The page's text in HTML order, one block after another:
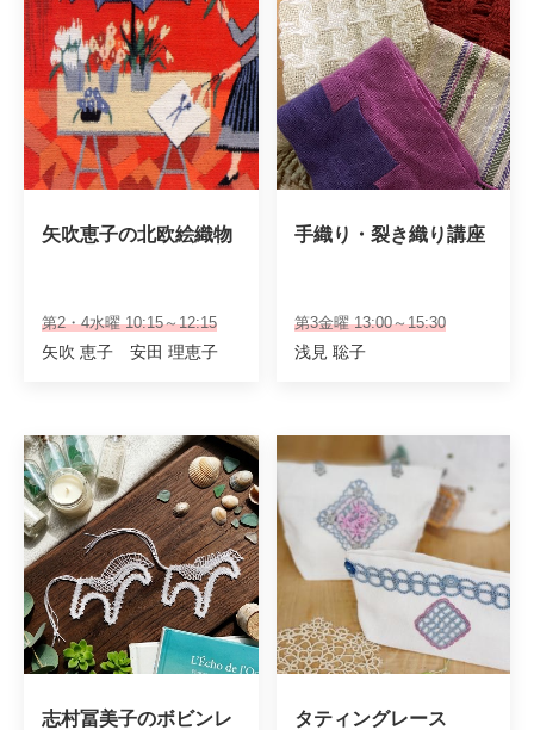
矢吹恵子の北欧絵織物
第2・4水曜 10:15～12:15
矢吹 恵子 安田 理恵子
手織り・裂き織り講座
第3金曜 13:00～15:30
浅見 聡子
志村冨美子のボビンレ
タティングレース